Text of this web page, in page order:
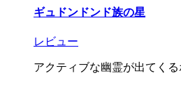
ギュドンドンド族の星
レビュー
アクティブな幽霊が出てく